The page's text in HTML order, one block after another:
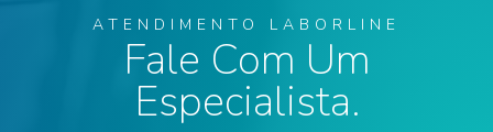
ATENDIMENTO LABORLINE
Fale Com Um
Especialista.